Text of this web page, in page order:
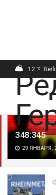
ПОСЛЕДНИЕ
348:345
29 ЯНВАРЯ,
12 °C